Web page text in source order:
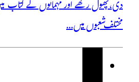
دی، پھول رکھے اور مہمانوں کے کتاب
مختلف شعبوں میں…